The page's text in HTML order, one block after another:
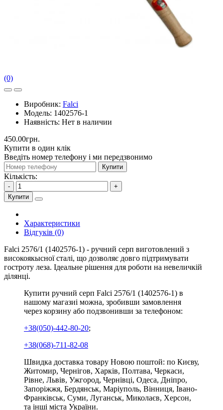
(0)
Виробник: Falci
Модель: 1402576-1
Наявність: Нет в наличии
450.00грн.
Купити в один клік
Введіть номер телефону і ми передзвонимо
Купити
Кількість:
-
+
Купити
Характеристики
Відгуків (0)
Falci 2576/1 (1402576-1) - ручний серп виготовлений з
високоякысної сталі, що дозволяє довго підтримувати
гостроту леза. Ідеальне рішення для роботи на невеличкій
ділянці.
Купити ручний серп Falci 2576/1 (1402576-1) в
нашому магазиі можна, зробивши замовлення
через корзину або подзвонивши за телефоном:
+38(050)-442-80-20;
+38(068)-711-82-08
Швидка доставка товару Новою поштой: по Києву,
Житомир, Чернігов, Харків, Полтава, Черкаси,
Рівне, Львів, Ужгород, Чернівці, Одеса, Дніпро,
Запоріжжя, Бердянськ, Маріуполь, Вінниця, Івано-
Франківськ, Суми, Луганськ, Миколаєв, Херсон,
та інші міста України.